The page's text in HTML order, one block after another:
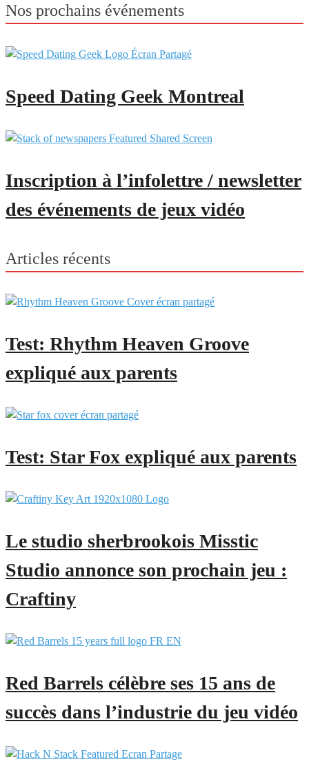
Nos prochains événements
Speed Dating Geek Montreal
Inscription à l’infolettre / newsletter
des événements de jeux vidéo
Articles récents
Test: Rhythm Heaven Groove
expliqué aux parents
Test: Star Fox expliqué aux parents
Le studio sherbrookois Misstic
Studio annonce son prochain jeu :
Craftiny
Red Barrels célèbre ses 15 ans de
succès dans l’industrie du jeu vidéo